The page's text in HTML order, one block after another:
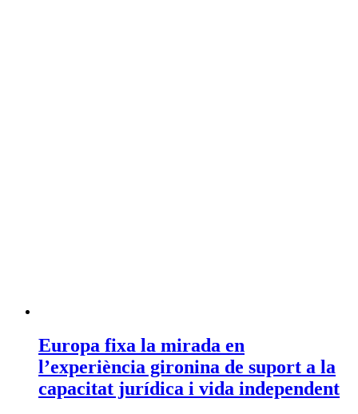
Europa fixa la mirada en
l’experiència gironina de suport a la
capacitat jurídica i vida independent